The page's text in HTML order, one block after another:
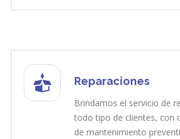
Reparaciones
Brindamos el servicio de
todo tipo de clientes, con
de mantenimiento